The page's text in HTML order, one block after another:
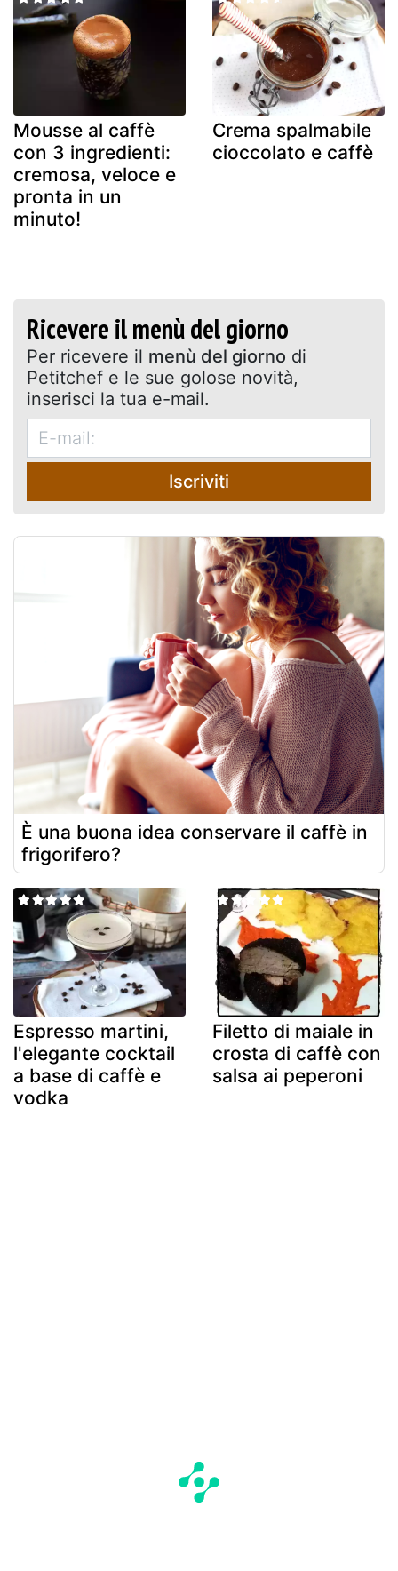
Mousse al caffè
con 3 ingredienti:
cremosa, veloce e
pronta in un
minuto!
Crema spalmabile
cioccolato e caffè
Ricevere il menù del giorno
Per ricevere il menù del giorno di
Petitchef e le sue golose novità,
inserisci la tua e-mail.
Iscriviti
È una buona idea conservare il caffè in
frigorifero?
Espresso martini,
l'elegante cocktail
a base di caffè e
vodka
Filetto di maiale in
crosta di caffè con
salsa ai peperoni